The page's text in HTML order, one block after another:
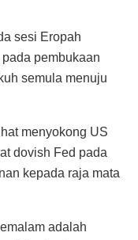
sesi Eropah
pembukaan
semula menuju
menyokong US
dovish Fed pada
kepada raja mata
adalah